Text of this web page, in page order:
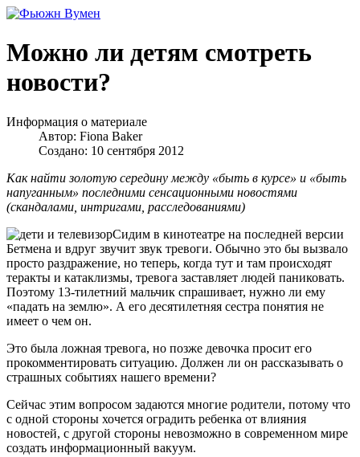
Можно ли детям смотреть
новости?
Информация о материале
Автор: Fiona Baker
Создано: 10 сентября 2012
Как найти золотую середину между «быть в курсе» и «быть
напуганным» последними сенсационными новостями
(скандалами, интригами, расследованиями)
Сидим в кинотеатре на последней версии
Бетмена и вдруг звучит звук тревоги. Обычно это бы вызвало
просто раздражение, но теперь, когда тут и там происходят
теракты и катаклизмы, тревога заставляет людей паниковать.
Поэтому 13-тилетний мальчик спрашивает, нужно ли ему
«падать на землю». А его десятилетняя сестра понятия не
имеет о чем он.
Это была ложная тревога, но позже девочка просит его
прокомментировать ситуацию. Должен ли он рассказывать о
страшных событиях нашего времени?
Сейчас этим вопросом задаются многие родители, потому что
с одной стороны хочется оградить ребенка от влияния
новостей, с другой стороны невозможно в современном мире
создать информационный вакуум.